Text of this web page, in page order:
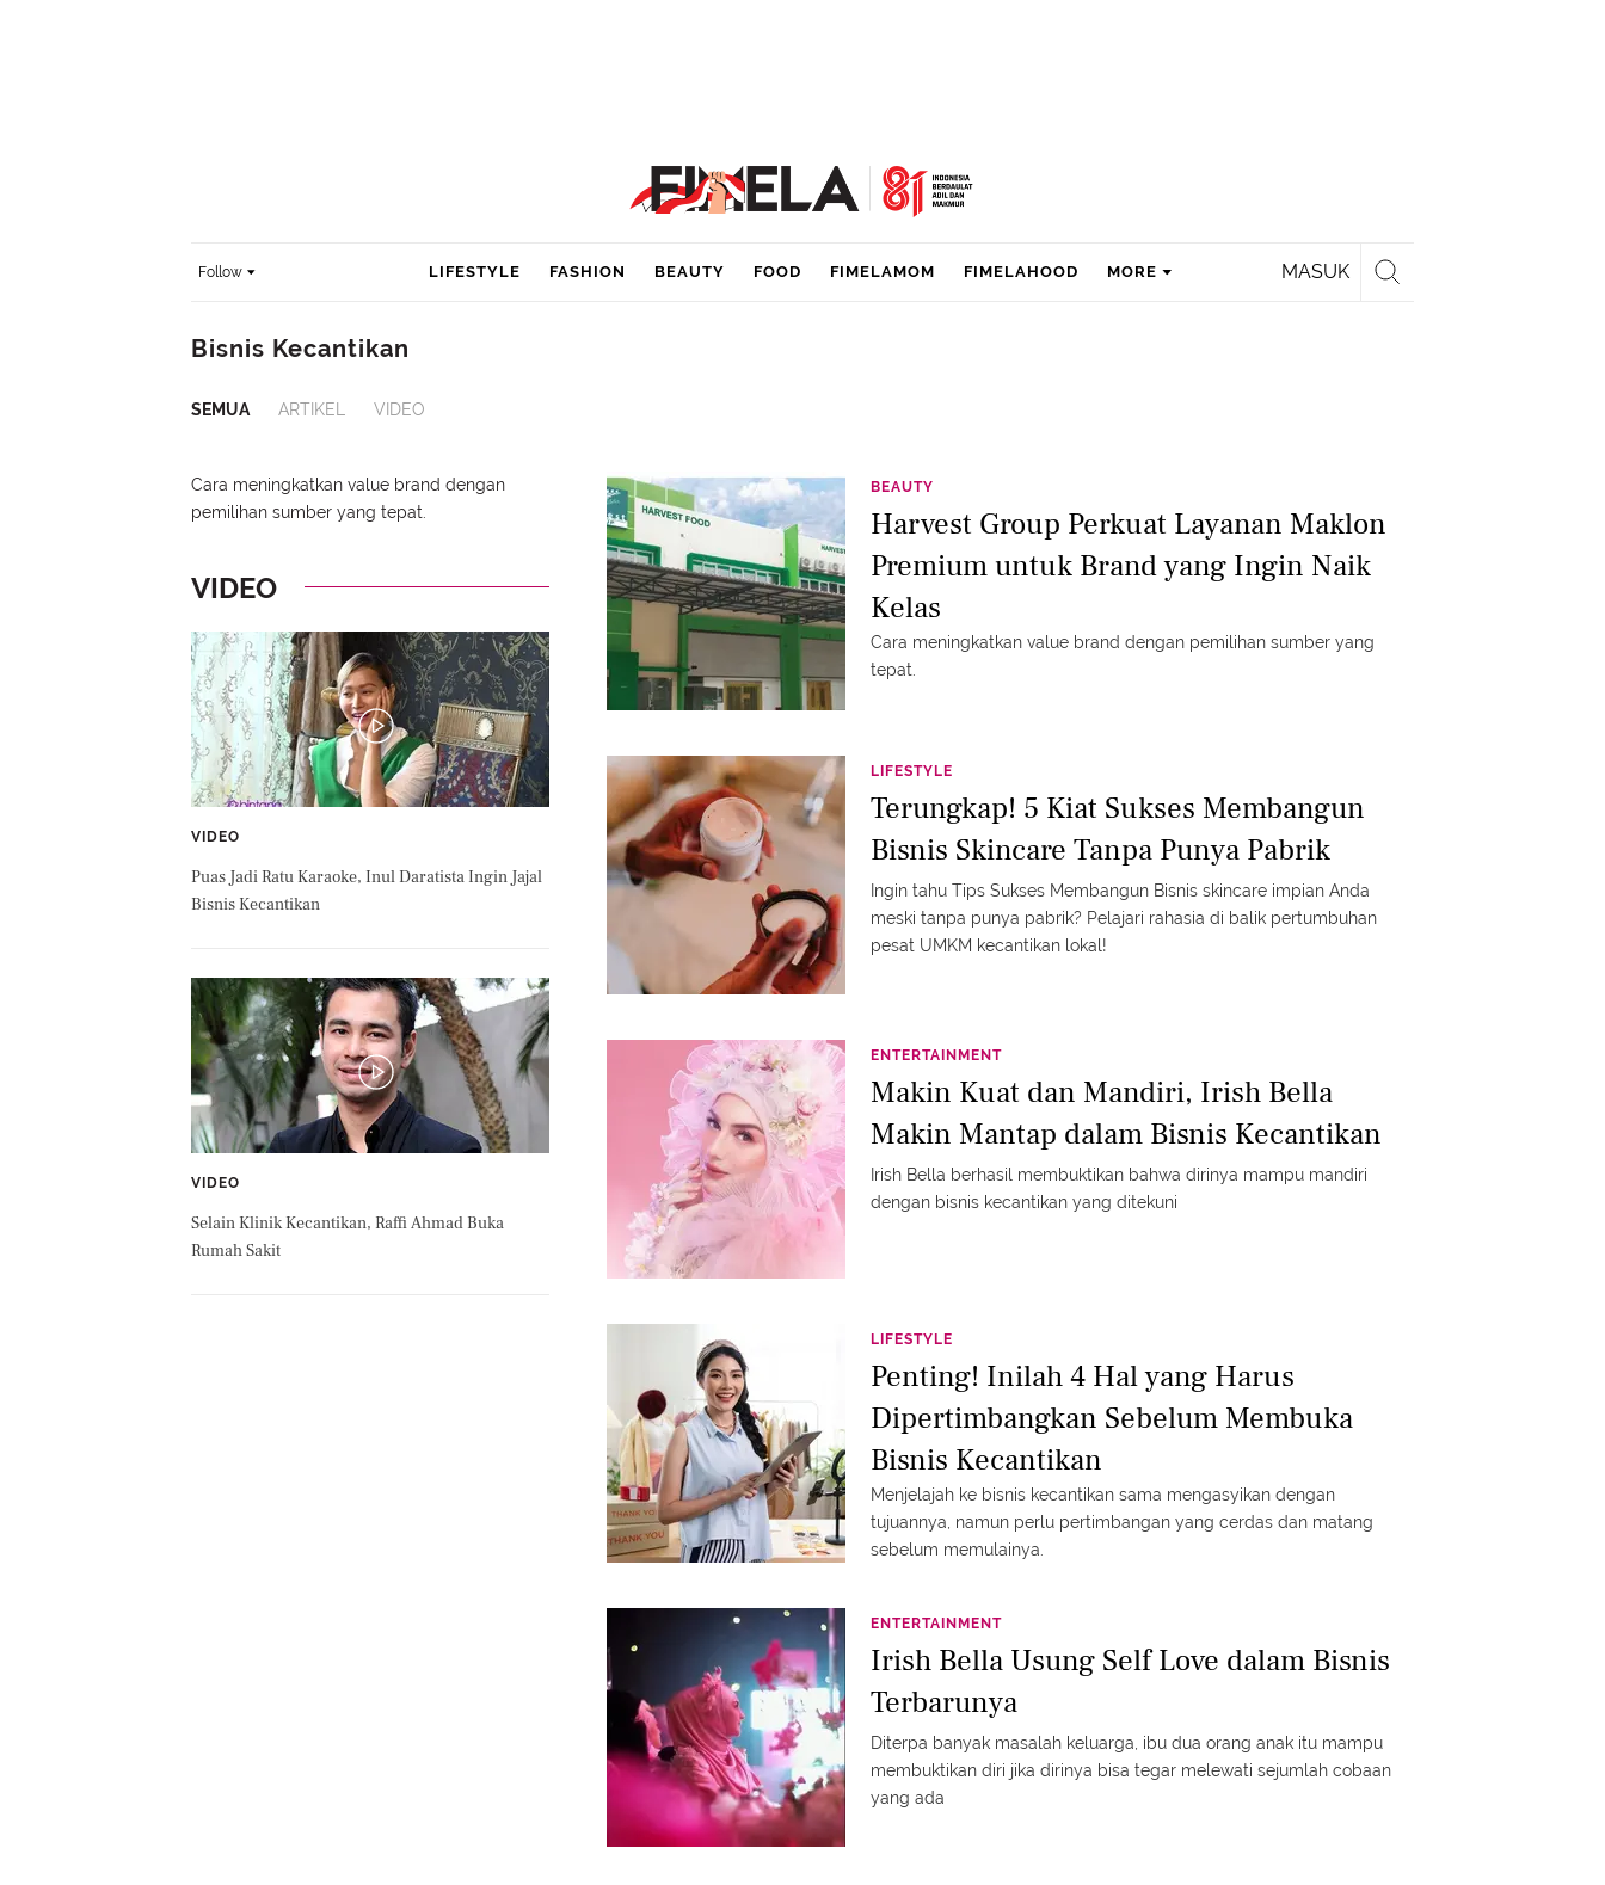
Follow MASUK
LIFESTYLE FASHION BEAUTY FOOD FIMELAMOM FIMELAHOOD MORE
Bisnis Kecantikan
SEMUA ARTIKEL VIDEO
Cara meningkatkan value brand dengan
pemilihan sumber yang tepat.
VIDEO
VIDEO
Puas Jadi Ratu Karaoke, Inul Daratista Ingin Jajal
Bisnis Kecantikan
VIDEO
Selain Klinik Kecantikan, Raffi Ahmad Buka
Rumah Sakit
BEAUTY
Harvest Group Perkuat Layanan Maklon
Premium untuk Brand yang Ingin Naik
Kelas
Cara meningkatkan value brand dengan pemilihan sumber yang
tepat.
LIFESTYLE
Terungkap! 5 Kiat Sukses Membangun
Bisnis Skincare Tanpa Punya Pabrik
Ingin tahu Tips Sukses Membangun Bisnis skincare impian Anda
meski tanpa punya pabrik? Pelajari rahasia di balik pertumbuhan
pesat UMKM kecantikan lokal!
ENTERTAINMENT
Makin Kuat dan Mandiri, Irish Bella
Makin Mantap dalam Bisnis Kecantikan
Irish Bella berhasil membuktikan bahwa dirinya mampu mandiri
dengan bisnis kecantikan yang ditekuni
LIFESTYLE
Penting! Inilah 4 Hal yang Harus
Dipertimbangkan Sebelum Membuka
Bisnis Kecantikan
Menjelajah ke bisnis kecantikan sama mengasyikan dengan
tujuannya, namun perlu pertimbangan yang cerdas dan matang
sebelum memulainya.
ENTERTAINMENT
Irish Bella Usung Self Love dalam Bisnis
Terbarunya
Diterpa banyak masalah keluarga, ibu dua orang anak itu mampu
membuktikan diri jika dirinya bisa tegar melewati sejumlah cobaan
yang ada